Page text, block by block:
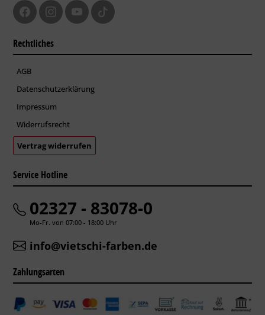
Rechtliches
AGB
Datenschutzerklärung
Impressum
Widerrufsrecht
Vertrag widerrufen
Service Hotline
02327 - 83078-0
Mo-Fr. von 07:00 - 18:00 Uhr
info@vietschi-farben.de
Zahlungsarten